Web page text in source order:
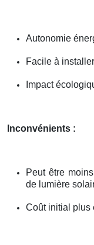
Autonomie
Facile à
Impact
Inconvénients :
Peut être
de lumière
Coût initial plus